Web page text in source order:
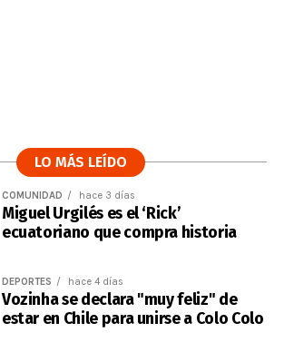
LO MÁS LEÍDO
COMUNIDAD hace 3 días
Miguel Urgilés es el ‘Rick’
ecuatoriano que compra historia
DEPORTES hace 4 días
Vozinha se declara "muy feliz" de
estar en Chile para unirse a Colo Colo